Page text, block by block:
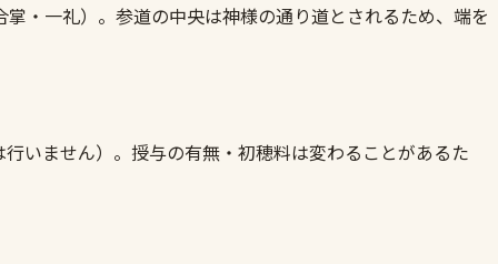
・一礼）。参道の中央は神様の通り道とされるため、端を
いません）。授与の有無・初穂料は変わることがあるた